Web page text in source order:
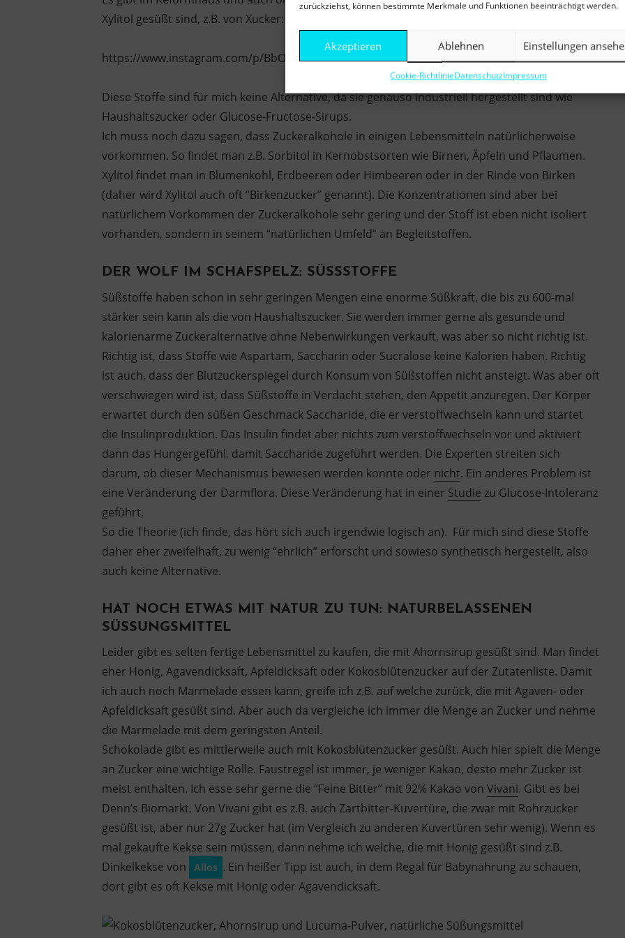
zurückziehst, können bestimmte Merkmale und Funktionen beeinträchtigt werden.
Akzeptieren Ablehnen Einstellungen
Cookie-RichtlinieDatenschutzImpressum
Xylitol gesüßt sind, z.B. von Xucker:
https://www.instagram.com/p/BbOvCVkAEN-/?tagged=xucker
Diese Stoffe sind für mich keine Alternative, da sie genauso industriell hergestellt sind wie
Haushaltszucker oder Glucose-Fructose-Sirups.
Ich muss noch dazu sagen, dass Zuckeralkohole in einigen Lebensmitteln natürlicherweise
vorkommen. So findet man z.B. Sorbitol in Kernobstsorten wie Birnen, Äpfeln und Pflaumen.
Xylitol findet man in Blumenkohl, Erdbeeren oder Himbeeren oder in der Rinde von Birken
(daher wird Xylitol auch oft “Birkenzucker” genannt). Die Konzentrationen sind aber bei
natürlichem Vorkommen der Zuckeralkohole sehr gering und der Stoff ist eben nicht isoliert
vorhanden, sondern in seinem “natürlichen Umfeld” an Begleitstoffen.
DER WOLF IM SCHAFSPELZ: SÜSSSTOFFE
Süßstoffe haben schon in sehr geringen Mengen eine enorme Süßkraft, die bis zu 600-mal
stärker sein kann als die von Haushaltszucker. Sie werden immer gerne als gesunde und
kalorienarme Zuckeralternative ohne Nebenwirkungen verkauft, was aber so nicht richtig ist.
Richtig ist, dass Stoffe wie Aspartam, Saccharin oder Sucralose keine Kalorien haben. Richtig
ist auch, dass der Blutzuckerspiegel durch Konsum von Süßstoffen nicht ansteigt. Was aber oft
verschwiegen wird ist, dass Süßstoffe in Verdacht stehen, den Appetit anzuregen. Der Körper
erwartet durch den süßen Geschmack Saccharide, die er verstoffwechseln kann und startet
die Insulinproduktion. Das Insulin findet aber nichts zum verstoffwechseln vor und aktiviert
dann das Hungergefühl, damit Saccharide zugeführt werden. Die Experten streiten sich
darum, ob dieser Mechanismus bewiesen werden konnte oder nicht. Ein anderes Problem ist
eine Veränderung der Darmflora. Diese Veränderung hat in einer Studie zu Glucose-Intoleranz
geführt.
So die Theorie (ich finde, das hört sich auch irgendwie logisch an). Für mich sind diese Stoffe
daher eher zweifelhaft, zu wenig “ehrlich” erforscht und sowieso synthetisch hergestellt, also
auch keine Alternative.
HAT NOCH ETWAS MIT NATUR ZU TUN: NATURBELASSENEN
SÜSSUNGSMITTEL
Leider gibt es selten fertige Lebensmittel zu kaufen, die mit Ahornsirup gesüßt sind. Man findet
eher Honig, Agavendicksaft, Apfeldicksaft oder Kokosblütenzucker auf der Zutatenliste. Damit
ich auch noch Marmelade essen kann, greife ich z.B. auf welche zurück, die mit Agaven- oder
Apfeldicksaft gesüßt sind. Aber auch da vergleiche ich immer die Menge an Zucker und nehme
die Marmelade mit dem geringsten Anteil.
Schokolade gibt es mittlerweile auch mit Kokosblütenzucker gesüßt. Auch hier spielt die Menge
an Zucker eine wichtige Rolle. Faustregel ist immer, je weniger Kakao, desto mehr Zucker ist
meist enthalten. Ich esse sehr gerne die “Feine Bitter” mit 92% Kakao von Vivani. Gibt es bei
Denn’s Biomarkt. Von Vivani gibt es z.B. auch Zartbitter-Kuvertüre, die zwar mit Rohrzucker
gesüßt ist, aber nur 27g Zucker hat (im Vergleich zu anderen Kuvertüren sehr wenig). Wenn es
mal gekaufte Kekse sein müssen, dann nehme ich welche, die mit Honig gesüßt sind z.B.
Dinkelkekse von
Allos . Ein heißer Tipp ist auch, in dem Regal für Babynahrung zu schauen,
dort gibt es oft Kekse mit Honig oder Agavendicksaft.